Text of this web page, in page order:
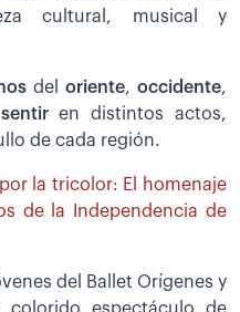
cultural, musical y
deloriente, occidente,
sentiren distintos actos,
de cada región.
la tricolor: El homenaje
de la Independencia de
del Ballet Orígenes y
colorido espectáculo de